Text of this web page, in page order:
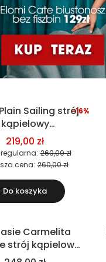
Sailing strój
kąpielowy
219,00 zł
260,00 zł
-16%
cena: 260,00 zł
Do koszyka
Carmelita
strój kąpielowy